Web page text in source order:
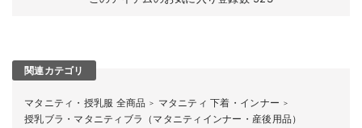
関連カテゴリ
マタニティ・授乳服 全商品 ＞ マタニティ 下着・インナー ＞
授乳ブラ・マタニティブラ（マタニティインナー・産後用品）